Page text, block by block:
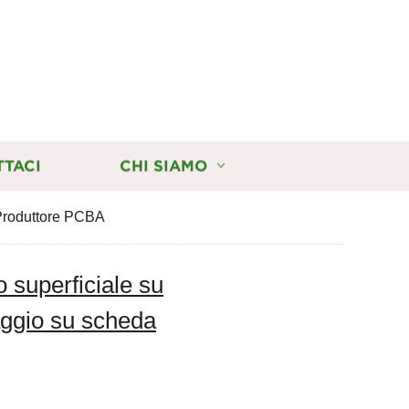
CHI SIAMO
PCBA
superficiale su
su scheda